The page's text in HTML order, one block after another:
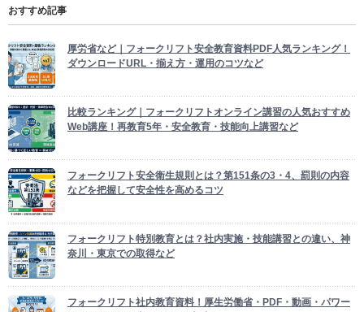
おすすめ記事
厚労省など｜フォークリフト安全教育資料PDF人気ランキング！
ダウンロードURL・揃え方・運用のコツなど
比較ランキング｜フォークリフトオンライン講習の人気おすすめ
Web講座！再教育5年・安全教育・技能向上講習など
フォークリフト安全衛生規則とは？第151条の3・4、罰則の内容
などを把握して安全性を高めるコツ
フォークリフト特別教育とは？社内実施・技能講習との違い、神
奈川・東京での取得など
フォークリフト社内教育資料！厚生労働省・PDF・動画・パワー